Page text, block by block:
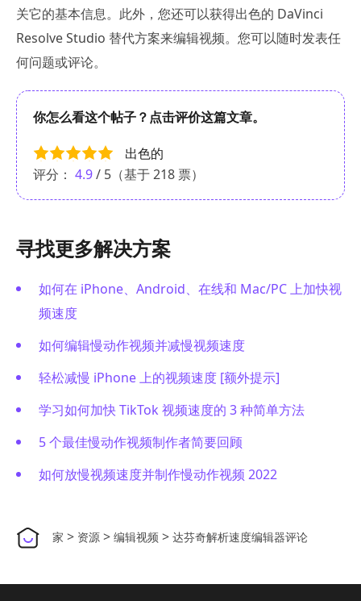
关它的基本信息。此外，您还可以获得出色的 DaVinci
Resolve Studio 替代方案来编辑视频。您可以随时发表任
何问题或评论。
你怎么看这个帖子？点击评价这篇文章。
出色的
评分： 4.9/ 5（基于218 票）
寻找更多解决方案
如何在 iPhone、Android、在线和 Mac/PC 上加快视
频速度
如何编辑慢动作视频并减慢视频速度
轻松减慢 iPhone 上的视频速度 [额外提示]
学习如何加快 TikTok 视频速度的 3 种简单方法
5 个最佳慢动作视频制作者简要回顾
如何放慢视频速度并制作慢动作视频 2022
家 > 资源 > 编辑视频 > 达芬奇解析速度编辑器评论